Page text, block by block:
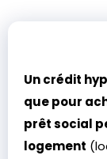
Un crédit
que pour
prêt social
logement